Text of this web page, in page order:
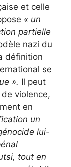
et celle
« un
partielle
nazi du
définition
se
». Il peut
violence,
en
un
lui-
tout en